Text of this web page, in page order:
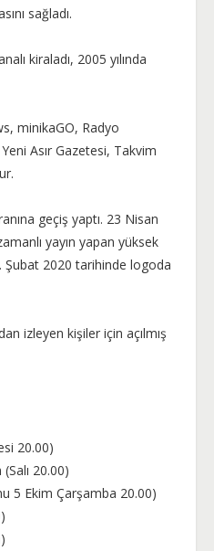
sağladı.
kiraladı, 2005 yılında
minikaGO, Radyo
Asır Gazetesi, Takvim
geçiş yaptı. 23 Nisan
yayın yapan yüksek
Şubat 2020 tarihinde logoda
izleyen kişiler için açılmış
20.00)
20.00)
5 Ekim Çarşamba 20.00)